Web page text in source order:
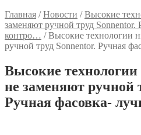
Главная /Новости /Высокие
заменяют ручной труд
контро… /Высокие технологии
ручной труд Sonnentor. Ручная
Высокие
не заменяют ручной
Ручная фасовка-